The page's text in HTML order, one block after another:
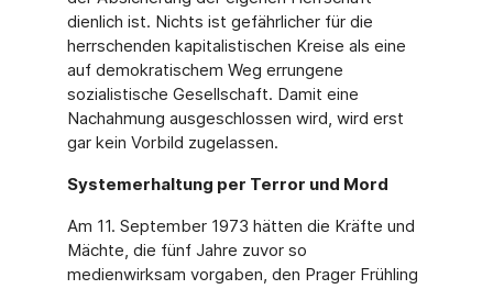
dienlich ist. Nichts ist gefährlicher für die
herrschenden kapitalistischen Kreise als eine
auf demokratischem Weg errungene
sozialistische Gesellschaft. Damit eine
Nachahmung ausgeschlossen wird, wird erst
gar kein Vorbild zugelassen.
Systemerhaltung per Terror und Mord
Am 11. September 1973 hätten die Kräfte und
Mächte, die fünf Jahre zuvor so
medienwirksam vorgaben, den Prager Frühling